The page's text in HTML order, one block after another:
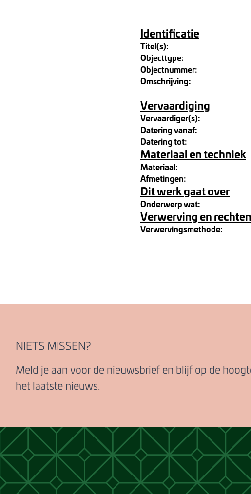
Identificatie
Titel(s):
Objecttype:
Objectnummer:
Omschrijving:
Vervaardiging
Vervaardiger(s):
Datering vanaf:
Datering tot:
Materiaal en techniek
Materiaal:
Afmetingen:
Dit werk gaat over
Onderwerp wat:
Verwerving en rechten
Verwervingsmethode:
NIETS MISSEN?
Meld je aan voor de nieuwsbrief en blijf op de
het laatste nieuws.